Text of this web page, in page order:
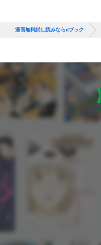
漫画無料試し読みならdブック